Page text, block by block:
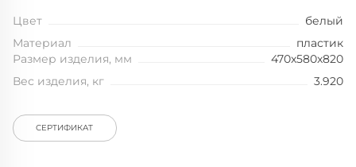
Цвет
белый
Материал
пластик
Размер изделия, мм
470x580x820
Вес изделия, кг
3.920
СЕРТИФИКАТ